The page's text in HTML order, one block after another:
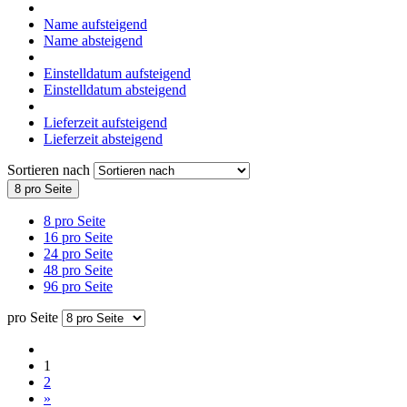
Name aufsteigend
Name absteigend
Einstelldatum aufsteigend
Einstelldatum absteigend
Lieferzeit aufsteigend
Lieferzeit absteigend
Sortieren nach
8 pro Seite
8 pro Seite
16 pro Seite
24 pro Seite
48 pro Seite
96 pro Seite
pro Seite
1
2
»